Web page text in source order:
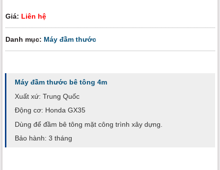
Giá: Liên hệ
Danh mục: Máy đầm thước
Máy đầm thước bê tông 4m
Xuất xứ: Trung Quốc
Động cơ: Honda GX35
Dùng để đầm bê tông mặt công trình xây dựng.
Bảo hành: 3 tháng